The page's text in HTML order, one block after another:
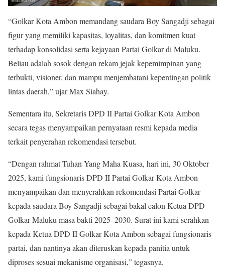
“Golkar Kota Ambon memandang saudara Boy Sangadji sebagai
figur yang memiliki kapasitas, loyalitas, dan komitmen kuat
terhadap konsolidasi serta kejayaan Partai Golkar di Maluku.
Beliau adalah sosok dengan rekam jejak kepemimpinan yang
terbukti, visioner, dan mampu menjembatani kepentingan politik
lintas daerah,” ujar Max Siahay.
Sementara itu, Sekretaris DPD II Partai Golkar Kota Ambon
secara tegas menyampaikan pernyataan resmi kepada media
terkait penyerahan rekomendasi tersebut.
“Dengan rahmat Tuhan Yang Maha Kuasa, hari ini, 30 Oktober
2025, kami fungsionaris DPD II Partai Golkar Kota Ambon
menyampaikan dan menyerahkan rekomendasi Partai Golkar
kepada saudara Boy Sangadji sebagai bakal calon Ketua DPD
Golkar Maluku masa bakti 2025–2030. Surat ini kami serahkan
kepada Ketua DPD II Golkar Kota Ambon sebagai fungsionaris
partai, dan nantinya akan diteruskan kepada panitia untuk
diproses sesuai mekanisme organisasi,” tegasnya.